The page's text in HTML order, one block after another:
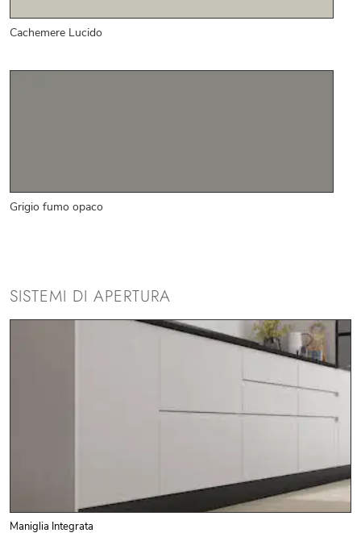
Cachemere Lucido
Grigio fumo opaco
SISTEMI DI APERTURA
Maniglia Integrata